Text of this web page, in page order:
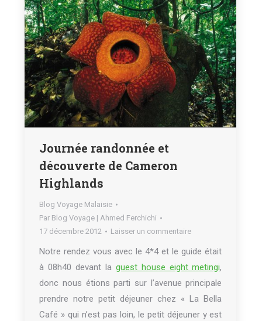
Journée randonnée et
découverte de Cameron
Highlands
Blog Voyage Malaisie
Par Blog Voyage | Ahmed Ferchichi
17 décembre 2012
Laisser un commentaire
Notre rendez vous avec le 4*4 et le guide était
à 08h40 devant la guest house eight metingi,
donc nous étions parti sur l’avenue principale
prendre notre petit déjeuner chez « La Bella
Café » qui n’est pas loin, le petit déjeuner y est